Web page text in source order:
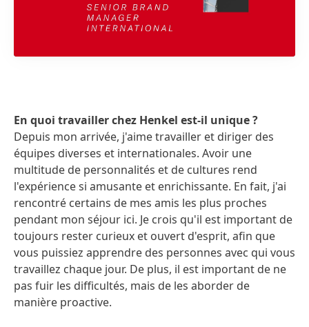
En quoi travailler chez Henkel est-il unique ?
Depuis mon arrivée, j'aime travailler et diriger des
équipes diverses et internationales. Avoir une
multitude de personnalités et de cultures rend
l'expérience si amusante et enrichissante. En fait, j'ai
rencontré certains de mes amis les plus proches
pendant mon séjour ici. Je crois qu'il est important de
toujours rester curieux et ouvert d'esprit, afin que
vous puissiez apprendre des personnes avec qui vous
travaillez chaque jour. De plus, il est important de ne
pas fuir les difficultés, mais de les aborder de
manière proactive.